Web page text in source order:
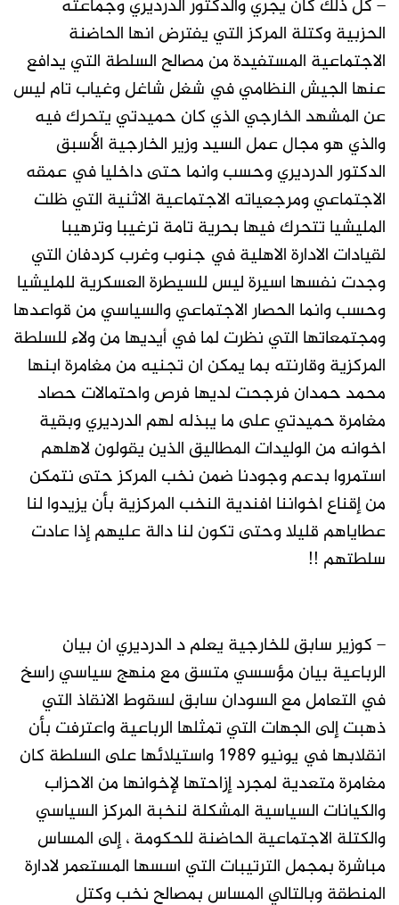
– كل ذلك كان يجري والدكتور الدرديري وجماعته
الحزبية وكتلة المركز التي يفترض انها الحاضنة
الاجتماعية المستفيدة من مصالح السلطة التي يدافع
عنها الجيش النظامي في شغل شاغل وغياب تام ليس
عن المشهد الخارجي الذي كان حميدتي يتحرك فيه
والذي هو مجال عمل السيد وزير الخارجية الأسبق
الدكتور الدرديري وحسب وانما حتى داخليا في عمقه
الاجتماعي ومرجعياته الاجتماعية الاثنية التي ظلت
المليشيا تتحرك فيها بحرية تامة ترغيبا وترهيبا
لقيادات الادارة الاهلية في جنوب وغرب كردفان التي
وجدت نفسها اسيرة ليس للسيطرة العسكرية للمليشيا
وحسب وانما الحصار الاجتماعي والسياسي من قواعدها
ومجتمعاتها التي نظرت لما في أيديها من ولاء للسلطة
المركزية وقارنته بما يمكن ان تجنيه من مغامرة ابنها
محمد حمدان فرجحت لديها فرص واحتمالات حصاد
مغامرة حميدتي على ما يبذله لهم الدرديري وبقية
اخوانه من الوليدات المطاليق الذين يقولون لاهلهم
استمروا بدعم وجودنا ضمن نخب المركز حتى نتمكن
من إقناع اخواننا افندية النخب المركزية بأن يزيدوا لنا
عطاياهم قليلا وحتى تكون لنا دالة عليهم إذا عادت
سلطتهم !!
– كوزير سابق للخارجية يعلم د الدرديري ان بيان
الرباعية بيان مؤسسي متسق مع منهج سياسي راسخ
في التعامل مع السودان سابق لسقوط الانقاذ التي
ذهبت إلى الجهات التي تمثلها الرباعية واعترفت بأن
انقلابها في يونيو ١٩٨٩ واستيلائها على السلطة كان
مغامرة متعدية لمجرد إزاحتها لإخوانها من الاحزاب
والكيانات السياسية المشكلة لنخبة المركز السياسي
والكتلة الاجتماعية الحاضنة للحكومة ، إلى المساس
مباشرة بمجمل الترتيبات التي اسسها المستعمر لادارة
المنطقة وبالتالي المساس بمصالح نخب وكتل